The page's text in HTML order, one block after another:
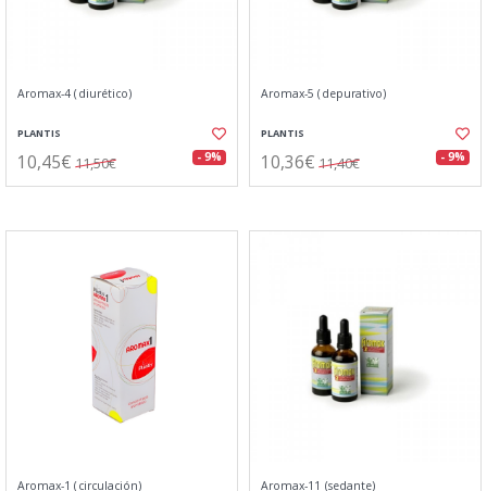
Aromax-4 (diurético)
PLANTIS
10,45€ 11,50€ - 9%
Aromax-5 (depurativo)
PLANTIS
10,36€ 11,40€ - 9%
Aromax-1 (circulación) Aromax-11 (sedante)